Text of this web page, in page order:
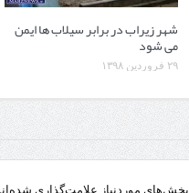
شهر زیراب در برابر سیلاب ها ایمن
می شود
۲۹ فروردین ۱۳۹۸
بخش‌های موردنیاز علامت‌گذاری